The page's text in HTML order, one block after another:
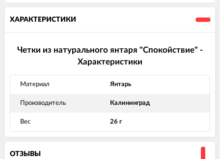
ХАРАКТЕРИСТИКИ
Четки из натурального янтаря "Спокойствие" -
Характеристики
Материал Янтарь
Производитель Калининград
Вес 26 г
ОТЗЫВЫ